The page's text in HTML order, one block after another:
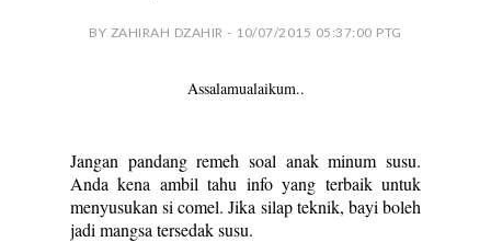
BY ZAHIRAH DZAHIR - 10/07/2015 05:37:00 PTG
Assalamualaikum..
Jangan pandang remeh soal anak minum susu.
Anda kena ambil tahu info yang terbaik untuk
menyusukan si comel. Jika silap teknik, bayi boleh
jadi mangsa tersedak susu.